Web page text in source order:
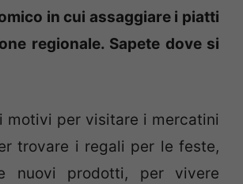
in cui assaggiare i piatti
regionale. Sapete dove si
motivi per visitare i mercatini
trovare i regali per le feste,
nuovi prodotti, per vivere